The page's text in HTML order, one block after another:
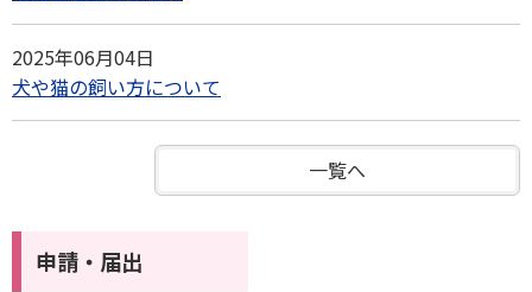
2025年06月04日
犬や猫の飼い方について
一覧へ
申請・届出